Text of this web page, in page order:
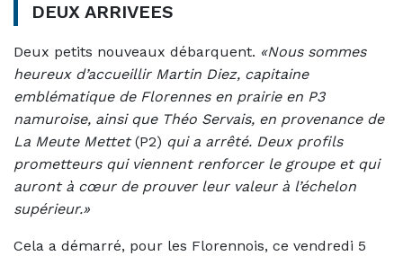
DEUX ARRIVEES
Deux petits nouveaux débarquent. «Nous sommes
heureux d’accueillir Martin Diez, capitaine
emblématique de Florennes en prairie en P3
namuroise, ainsi que Théo Servais, en provenance de
La Meute Mettet(P2) qui a arrêté. Deux profils
prometteurs qui viennent renforcer le groupe et qui
auront à cœur de prouver leur valeur à l’échelon
supérieur.»
Cela a démarré, pour les Florennois, ce vendredi 5